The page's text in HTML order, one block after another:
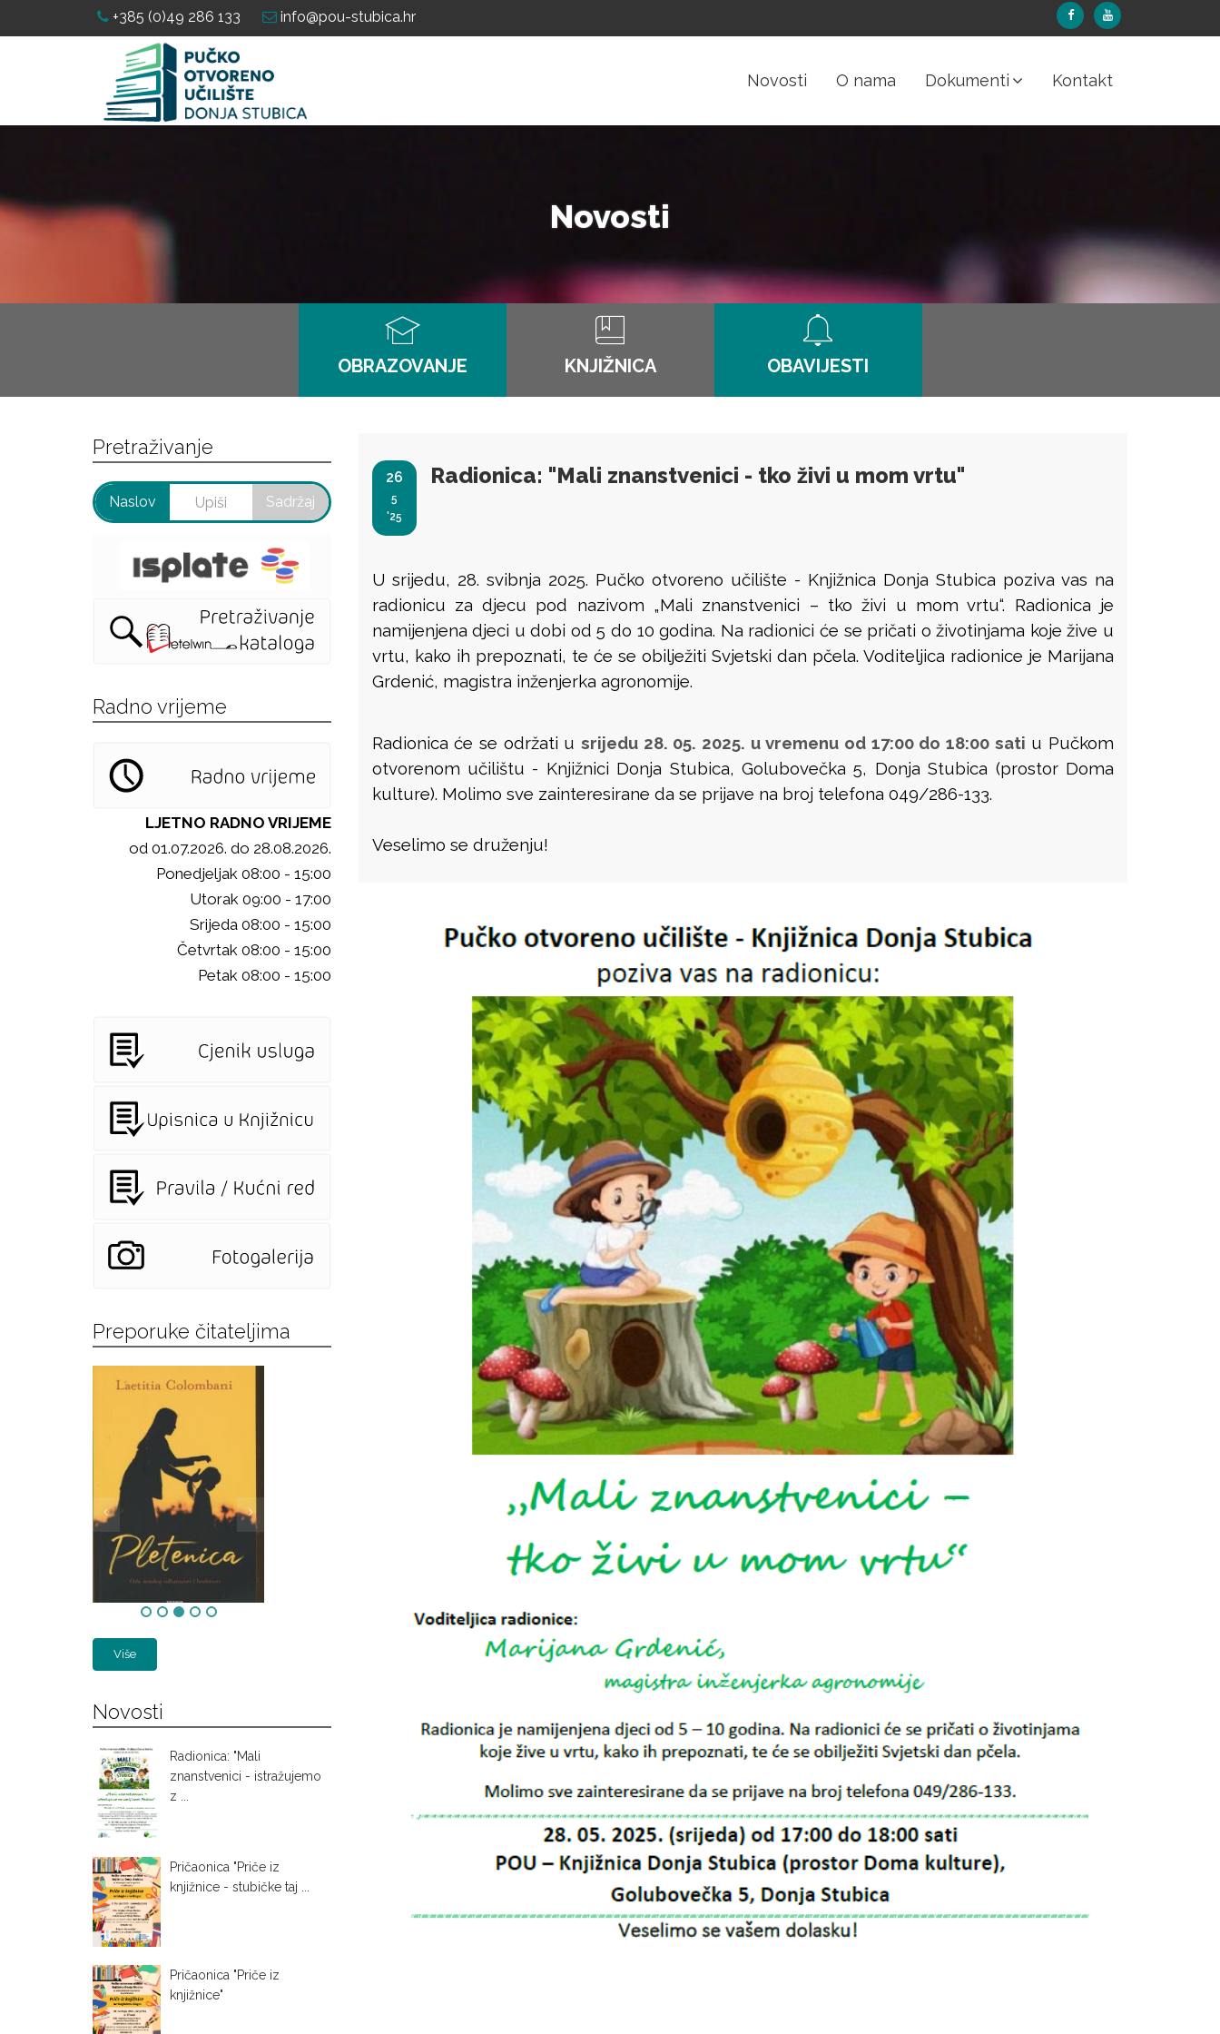
+385 (0)49 286 133 info@pou-stubica.hr
Novosti O nama Dokumenti Kontakt
Novosti
OBRAZOVANJE KNJIŽNICA OBAVIJESTI
26
5
'25
Radionica: "Mali znanstvenici - tko živi u mom vrtu"
U srijedu, 28. svibnja 2025. Pučko otvoreno učilište - Knjižnica Donja Stubica poziva vas na
radionicu za djecu pod nazivom „Mali znanstvenici – tko živi u mom vrtu“. Radionica je
namijenjena djeci u dobi od 5 do 10 godina. Na radionici će se pričati o životinjama koje žive u
vrtu, kako ih prepoznati, te će se obilježiti Svjetski dan pčela. Voditeljica radionice je Marijana
Grdenić, magistra inženjerka agronomije.
Radionica će se održati u srijedu 28. 05. 2025. u vremenu od 17:00 do 18:00 sati u Pučkom
otvorenom učilištu - Knjižnici Donja Stubica, Golubovečka 5, Donja Stubica (prostor Doma
kulture). Molimo sve zainteresirane da se prijave na broj telefona 049/286-133.
Veselimo se druženju!
Pretraživanje
Naslov Sadržaj
Radno vrijeme
LJETNO RADNO VRIJEME
od 01.07.2026. do 28.08.2026.
Ponedjeljak 08:00 - 15:00
Utorak 09:00 - 17:00
Srijeda 08:00 - 15:00
Četvrtak 08:00 - 15:00
Petak 08:00 - 15:00
Preporuke čitateljima
Više
Novosti
Radionica: "Mali
znanstvenici - istražujemo
z ...
Pričaonica "Priče iz
knjižnice - stubičke taj ...
Pričaonica "Priče iz
knjižnice"